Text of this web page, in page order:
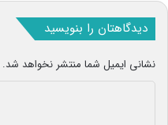
دیدگاهتان را بنویسید
نشانی ایمیل شما منتشر نخواهد شد.